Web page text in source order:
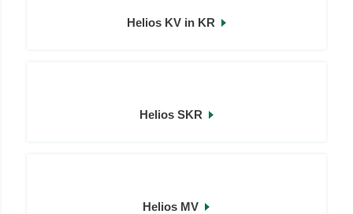
Helios KV in KR
Helios SKR
Helios MV